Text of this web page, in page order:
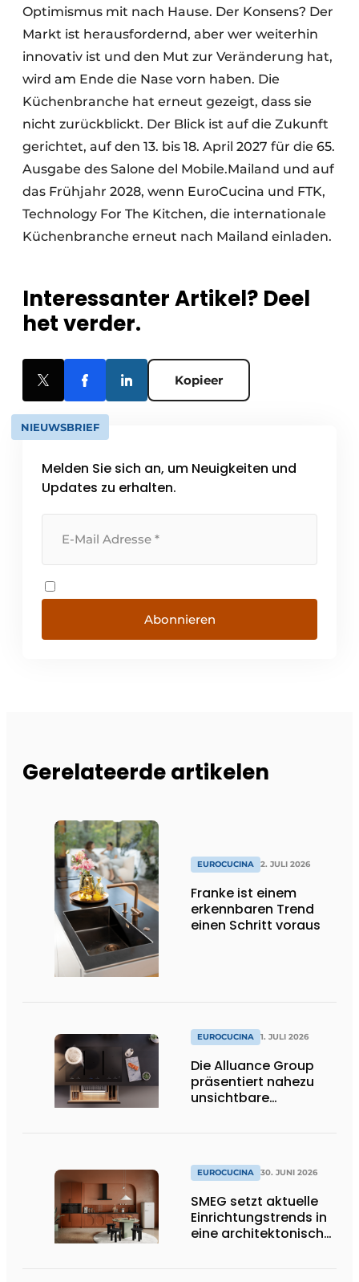
Optimismus mit nach Hause. Der Konsens? Der
Markt ist herausfordernd, aber wer weiterhin
innovativ ist und den Mut zur Veränderung hat,
wird am Ende die Nase vorn haben. Die
Küchenbranche hat erneut gezeigt, dass sie
nicht zurückblickt. Der Blick ist auf die Zukunft
gerichtet, auf den 13. bis 18. April 2027 für die 65.
Ausgabe des Salone del Mobile.Mailand und auf
das Frühjahr 2028, wenn EuroCucina und FTK,
Technology For The Kitchen, die internationale
Küchenbranche erneut nach Mailand einladen.
Interessanter Artikel? Deel
het verder.
Kopieer
NIEUWSBRIEF
Melden Sie sich an, um Neuigkeiten und
Updates zu erhalten.
Abonnieren
Gerelateerde artikelen
EUROCUCINA 2. JULI 2026
Franke ist einem
erkennbaren Trend
einen Schritt voraus
EUROCUCINA 1. JULI 2026
Die Alluance Group
präsentiert nahezu
unsichtbare
EUROCUCINA 30. JUNI 2026
SMEG setzt aktuelle
Einrichtungstrends in
eine architektonische